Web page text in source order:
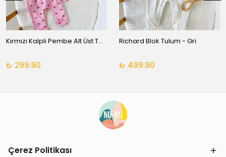
Kırmızı Kalpli Pembe Alt Üst Takım
₺ 299.90
Richard Blok Tulum - Gri
₺ 499.90
Çerez Politikası